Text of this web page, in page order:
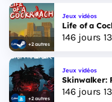
+2 autres
Jeux vidéos
Life of a
146jours 13
+2 autres
Jeux vidéos
Skinwalker:
146jours 13